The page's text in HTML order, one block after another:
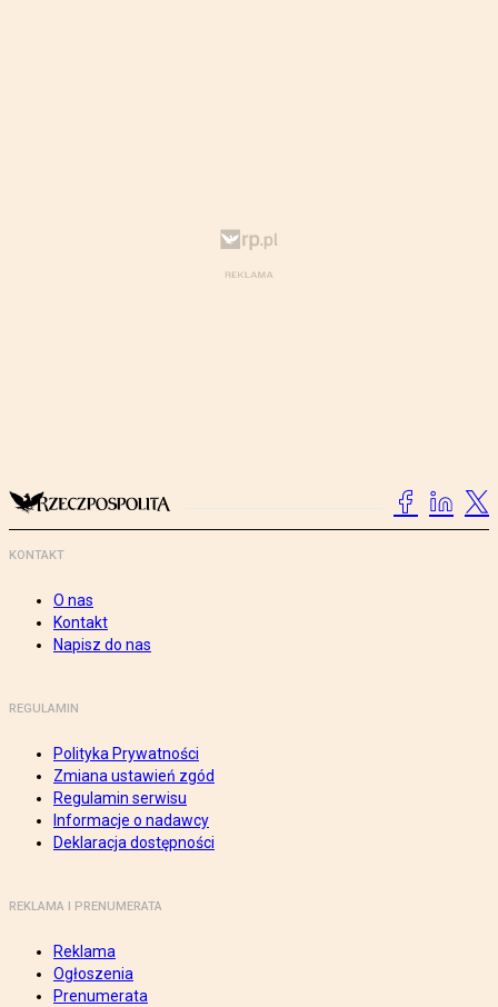
KONTAKT
O nas
Kontakt
Napisz do nas
REGULAMIN
Polityka Prywatności
Zmiana ustawień zgód
Regulamin serwisu
Informacje o nadawcy
Deklaracja dostępności
REKLAMA I PRENUMERATA
Reklama
Ogłoszenia
Prenumerata